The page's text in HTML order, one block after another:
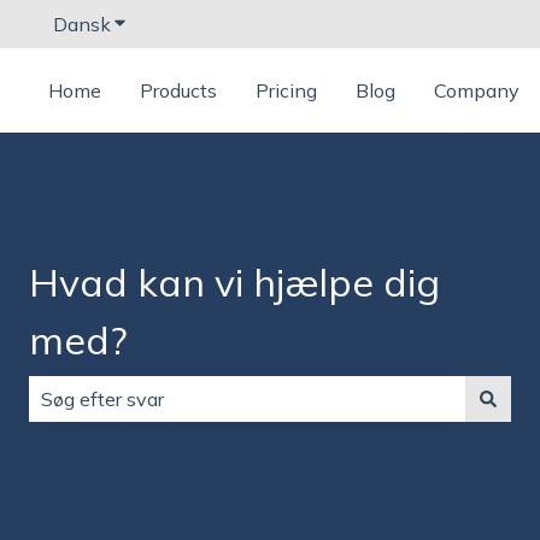
Dansk Vis undermenu for oversættelser
Home Products Pricing Blog Company
Hvad kan vi hjælpe dig
med?